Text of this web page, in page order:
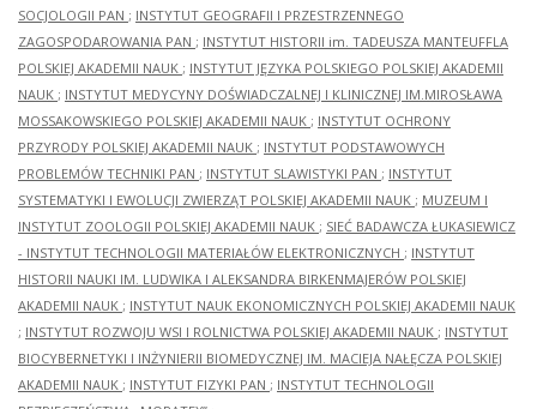
SOCJOLOGII PAN ; INSTYTUT GEOGRAFII I PRZESTRZENNEGO
ZAGOSPODAROWANIA PAN ; INSTYTUT HISTORII im. TADEUSZA MANTEUFFLA
POLSKIEJ AKADEMII NAUK ; INSTYTUT JĘZYKA POLSKIEGO POLSKIEJ AKADEMII
NAUK ; INSTYTUT MEDYCYNY DOŚWIADCZALNEJ I KLINICZNEJ IM.MIROSŁAWA
MOSSAKOWSKIEGO POLSKIEJ AKADEMII NAUK ; INSTYTUT OCHRONY
PRZYRODY POLSKIEJ AKADEMII NAUK ; INSTYTUT PODSTAWOWYCH
PROBLEMÓW TECHNIKI PAN ; INSTYTUT SLAWISTYKI PAN ; INSTYTUT
SYSTEMATYKI I EWOLUCJI ZWIERZĄT POLSKIEJ AKADEMII NAUK ; MUZEUM I
INSTYTUT ZOOLOGII POLSKIEJ AKADEMII NAUK ; SIEĆ BADAWCZA ŁUKASIEWICZ
- INSTYTUT TECHNOLOGII MATERIAŁÓW ELEKTRONICZNYCH ; INSTYTUT
HISTORII NAUKI IM. LUDWIKA I ALEKSANDRA BIRKENMAJERÓW POLSKIEJ
AKADEMII NAUK ; INSTYTUT NAUK EKONOMICZNYCH POLSKIEJ AKADEMII NAUK
; INSTYTUT ROZWOJU WSI I ROLNICTWA POLSKIEJ AKADEMII NAUK ; INSTYTUT
BIOCYBERNETYKI I INŻYNIERII BIOMEDYCZNEJ IM. MACIEJA NAŁĘCZA POLSKIEJ
AKADEMII NAUK ; INSTYTUT FIZYKI PAN ; INSTYTUT TECHNOLOGII